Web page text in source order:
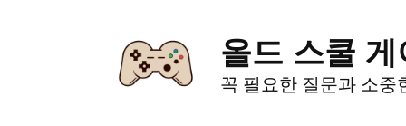
올드 스쿨 게
꼭 필요한 질문과 소중